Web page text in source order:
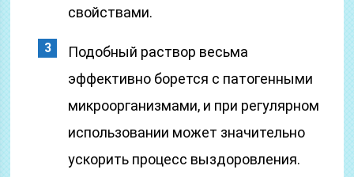
свойствами.
Подобный раствор весьма
эффективно борется с патогенными
микроорганизмами, и при регулярном
использовании может значительно
ускорить процесс выздоровления.